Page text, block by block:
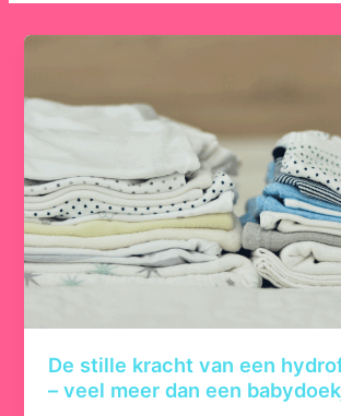
De stille kracht van een
– veel meer dan een